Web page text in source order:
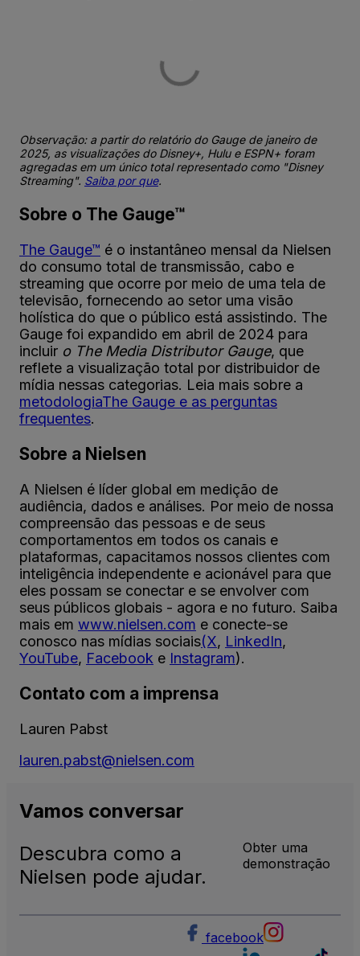
Observação: a partir do relatório do Gauge de janeiro de
2025, as visualizações do Disney+, Hulu e ESPN+ foram
agregadas em um único total representado como "Disney
Streaming". Saiba por que.
Sobre o The Gauge™
The Gauge™ é o instantâneo mensal da Nielsen
do consumo total de transmissão, cabo e
streaming que ocorre por meio de uma tela de
televisão, fornecendo ao setor uma visão
holística do que o público está assistindo. The
Gauge foi expandido em abril de 2024 para
incluir o The Media Distributor Gauge, que
reflete a visualização total por distribuidor de
mídia nessas categorias. Leia mais sobre a
metodologiaThe Gauge e as perguntas
frequentes.
Sobre a Nielsen
A Nielsen é líder global em medição de
audiência, dados e análises. Por meio de nossa
compreensão das pessoas e de seus
comportamentos em todos os canais e
plataformas, capacitamos nossos clientes com
inteligência independente e acionável para que
eles possam se conectar e se envolver com
seus públicos globais - agora e no futuro. Saiba
mais em www.nielsen.com e conecte-se
conosco nas mídias sociais(X, LinkedIn,
YouTube, Facebook e Instagram).
Contato com a imprensa
Lauren Pabst
lauren.pabst@nielsen.com
Vamos conversar
Descubra como a
Nielsen pode ajudar.
Obter uma
demonstração
facebook